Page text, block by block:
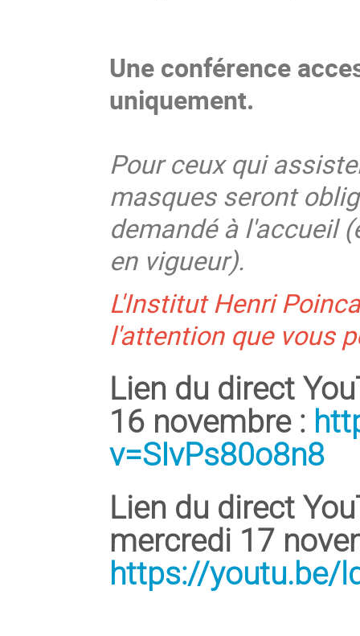
Une conférence
uniquement.
Pour ceux qui
masques seront
demandé à l'accueil
en vigueur).
L'Institut Henri
l'attention que vous
Lien du direct
16 novembre :
v=SIvPs80o8n8
Lien du direct
mercredi 17
https://youtu.be/